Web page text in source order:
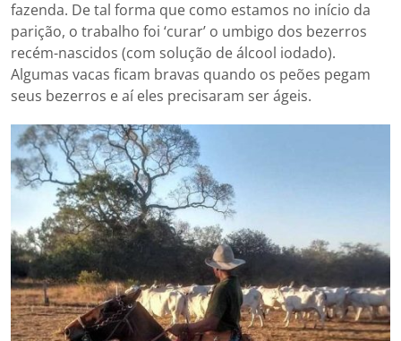
fazenda. De tal forma que como estamos no início da
parição, o trabalho foi ‘curar’ o umbigo dos bezerros
recém-nascidos (com solução de álcool iodado).
Algumas vacas ficam bravas quando os peões pegam
seus bezerros e aí eles precisaram ser ágeis.